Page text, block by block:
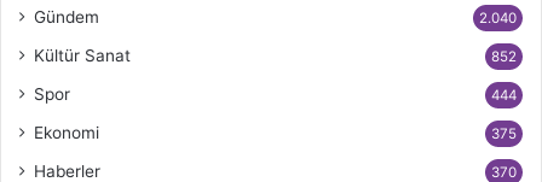
Gündem 2.040
Kültür Sanat 852
Spor 444
Ekonomi 375
Haberler 370